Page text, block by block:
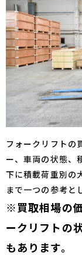
フォークリフトの
ー、車両の状態、
下に積載荷重別の
まで一つの参考と
※買取相場の
ークリフトの
もあります。